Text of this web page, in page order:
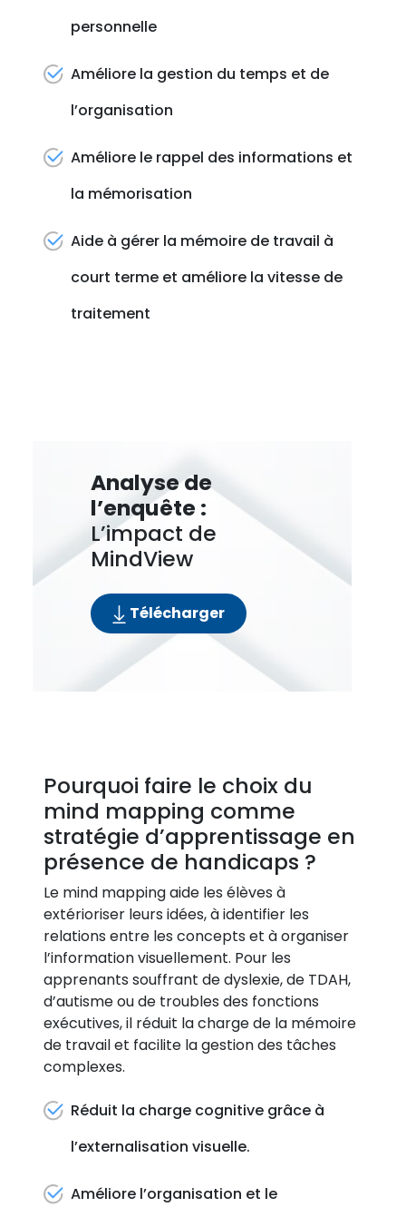
personnelle
Améliore la gestion du temps et de
l’organisation
Améliore le rappel des informations et
la mémorisation
Aide à gérer la mémoire de travail à
court terme et améliore la vitesse de
traitement
Analyse de
l’enquête :
L’impact de
MindView
Télécharger
Pourquoi faire le choix du
mind mapping comme
stratégie d’apprentissage en
présence de handicaps ?
Le mind mapping aide les élèves à
extérioriser leurs idées, à identifier les
relations entre les concepts et à organiser
l’information visuellement. Pour les
apprenants souffrant de dyslexie, de TDAH,
d’autisme ou de troubles des fonctions
exécutives, il réduit la charge de la mémoire
de travail et facilite la gestion des tâches
complexes.
Réduit la charge cognitive grâce à
l’externalisation visuelle.
Améliore l’organisation et le